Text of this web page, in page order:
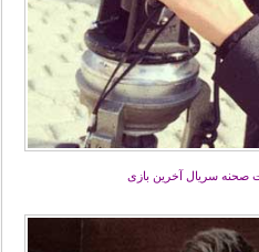
صحنه سریال آخرین بازی